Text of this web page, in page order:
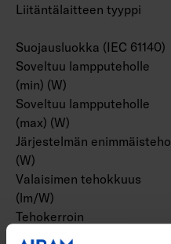
Liitäntälaitteen tyyppi
Suojausluokka (IEC 61140)
Soveltuu lampputeholle
(min) (W)
Soveltuu lampputeholle
(max) (W)
Järjestelmän enimmäisteho
(W)
Valaisimen tehokkuus
(lm/W)
Tehokerroin
Kokonaisharmoninen särö